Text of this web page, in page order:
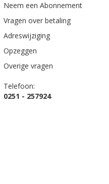
Neem een Abonnement
Vragen over betaling
Adreswijziging
Opzeggen
Overige vragen
Telefoon:
0251 - 257924